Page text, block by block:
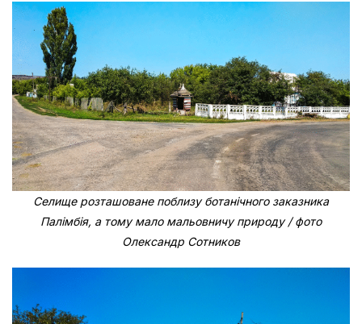
Селище розташоване поблизу ботанічного заказника
Палімбія, а тому мало мальовничу природу / фото
Олександр Сотников